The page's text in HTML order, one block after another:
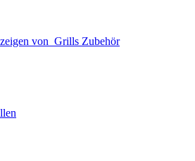
von Grills Zubehör